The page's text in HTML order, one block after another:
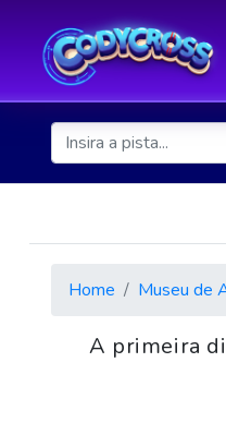
Home Museu de
A primeira